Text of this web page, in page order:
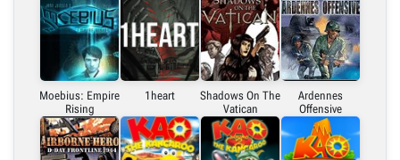
Moebius: Empire
Rising
1heart
Shadows On The
Vatican
Ardennes
Offensive